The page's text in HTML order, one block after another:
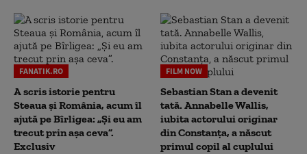
FANATIK.RO
A scris istorie pentru
Steaua și România, acum îl
ajută pe Bîrligea: „Și eu am
trecut prin așa ceva”.
Exclusiv
FILM NOW
Sebastian Stan a devenit
tată. Annabelle Wallis,
iubita actorului originar
din Constanța, a născut
primul copil al cuplului